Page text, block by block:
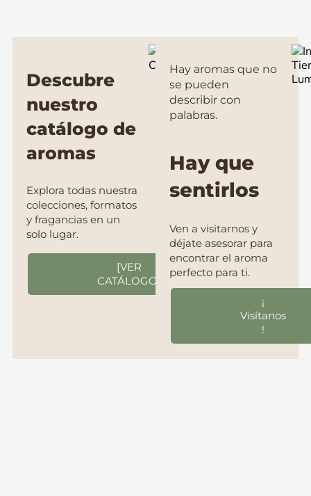
Descubre
nuestro
catálogo de
aromas
Explora todas nuestra
colecciones, formatos
y fragancias en un
solo lugar.
[VER
CATÁLOGO]
Hay aromas que no
se pueden
describir con
palabras.
Hay que
sentirlos
Ven a visitarnos y
déjate asesorar para
encontrar el aroma
perfecto para ti.
¡
Visítanos
!